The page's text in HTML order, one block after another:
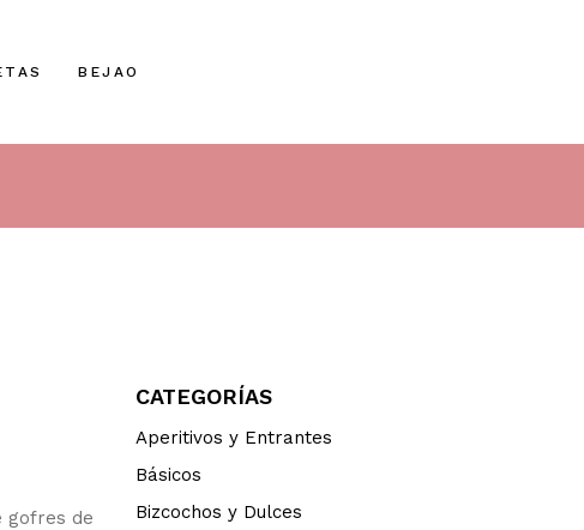
BEJAO
gofres de
CATEGORÍAS
Aperitivos y Entrantes
Básicos
Bizcochos y Dulces